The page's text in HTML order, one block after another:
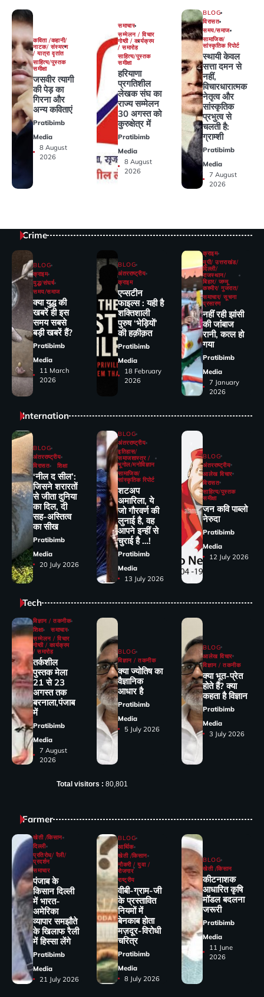
कविता /कहानी/
नाटक/ संस्मरण
/ यात्रा वृतांत
साहित्य/पुस्तक
समीक्षा
जसवीर त्यागी
की पेड़ का
गिरना और
अन्य कविताएं
Pratibimb
Media
8 August
2026
समाचार
सम्मेलन / विचार
गोष्ठी / कार्यक्रम
/ समारोह
साहित्य/पुस्तक
समीक्षा
हरियाणा
प्रगतिशील
लेखक संघ का
राज्य सम्मेलन
30 अगस्त को
कुरुक्षेत्र में
Pratibimb
Media
8 August
2026
BLOG
विरासत
समय/समाज
सामाजिक/
सांस्कृतिक रिपोर्ट
स्थायी केवल
सत्ता दमन से
नहीं,
विचारधारात्मक
नेतृत्व और
सांस्कृतिक
प्रभुत्व से
चलती है:
ग्राम्शी
Pratibimb
Media
7 August
2026
Crime
BLOG
क्राइम
युद्ध/संघर्ष
समय/समाज
क्या युद्ध की
खबरें ही इस
समय सबसे
बड़ी खबरें हैं?
Pratibimb
Media
11 March
2026
BLOG
अंतरराष्ट्रीय
क्राइम
एप्सटीन
फाइल्स : यही है
शक्तिशाली
पुरुष ‘भेड़ियों’
की हक़ीक़त
Pratibimb
Media
18 February
2026
क्राइम
यूपी/ उत्तराखंड/
दिल्ली/
राजस्थान/
बिहार/ जम्मू
कश्मीर/ गुजरात/
समाचार/ सूचना
प्रसारण
नहीं रही झांसी
की जांंबाज
रानी, कत्‍ल हो
गया
Pratibimb
Media
7 January
2026
Internation
BLOG
अंतरराष्ट्रीय
विरासत
शिक्षा
‘नील द सील’:
जिसने शरारतों
से जीता दुनिया
का दिल, दी
सह-अस्तित्व
का सीख
Pratibimb
Media
20 July 2026
BLOG
अंतरराष्ट्रीय
इतिहास/
समाजशास्त्र /
भूगोल/मनोविज्ञान
सामाजिक/
सांस्कृतिक रिपोर्ट
शटअप
अमारिला, ये
जो गौरवर्ण की
लुनाई है, वह
आपने इन्हीं से
चुराई है …!
Pratibimb
Media
13 July 2026
BLOG
अंतरराष्ट्रीय
आलेख विचार
विरासत
साहित्य/पुस्तक
समीक्षा
जन कवि पाब्लो
नेरुदा
Pratibimb
Media
12 July 2026
Tech
विज्ञान / तकनीक
शिक्षा
समाचार
सम्मेलन / विचार
गोष्ठी / कार्यक्रम
/ समारोह
तर्कशील
पुस्तक मेला
21 से 23
अगस्त तक
बरनाला,पंजाब
में
Pratibimb
Media
7 August
2026
BLOG
विज्ञान / तकनीक
क्या ज्योतिष का
वैज्ञानिक
आधार है
Pratibimb
Media
5 July 2026
BLOG
आलेख विचार
विज्ञान / तकनीक
क्या भूत-प्रेत
होते हैं? क्या
कहता है विज्ञान
Pratibimb
Media
3 July 2026
Total visitors : 80,801
Farmer
खेती /किसान
दिल्ली
प्रतिरोध/ रैली/
प्रदर्शन
समाचार
पंजाब के
किसान दिल्ली
में भारत-
अमेरिका
व्यापार समझौते
के खिलाफ रैली
में हिस्सा लेंगे
Pratibimb
Media
21 July 2026
BLOG
आर्थिक
खेती /किसान
नौकरी / युवा /
रोजगार
राष्ट्रीय
वीबी-ग्राम-जी
के प्रस्तावित
नियमों में
बेनकाब होता
मज़दूर-विरोधी
चरित्र
Pratibimb
Media
8 July 2026
BLOG
खेती /किसान
कीटनाशक
आधारित कृषि
मॉडल बदलना
जरूरी
Pratibimb
Media
11 June
2026